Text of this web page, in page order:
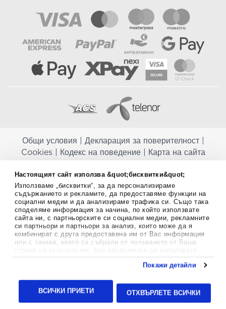
Настоящият сайт използва &quot;бисквитки&quot;
Използваме „бисквитки“, за да персонализираме
съдържанието и рекламите, да предоставяме функции на
социални медии и да анализираме трафика си. Също така
споделяме информация за начина, по който използвате
сайта ни, с партньорските си социални медии, рекламните
си партньори и партньори за анализ, които може да я
комбинират с друга предоставена им от Вас информация
или с такава, която са събрали от ползването от Ваша
страна на услугите им. Ако продължите да използвате
тук.
Покажи детайли
ВСИЧКИ ПРИЕТИ ОТХВЪРЛЕТЕ ВСИЧКИ
Общи условия Декларация за поверителност|
Cookies
Кодекс на поведение| Карта на сайта
заместват балансираната диета и не са предназначени за
профилактика, лечение или лечение на човешки заболявания.
Консултирайте се с Вашия лекар, ако сте бременна, кърмите,
приемате лекарства или имате някакви здравословни проблеми,
преди да използвате някаква хранителна добавка. Непрекъснато се
стремим да ви предоставяме точна и валидна информация. Ако
имате някакви въпроси или коментари относно тях, моля свържете
се с нас.
2012-2026 - All rights Reserved.
24lc.gr